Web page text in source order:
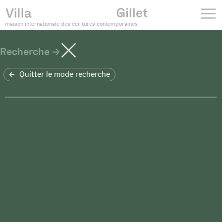
maison internationale des écritures contemporaines
Recherche
Quitter le mode recherche